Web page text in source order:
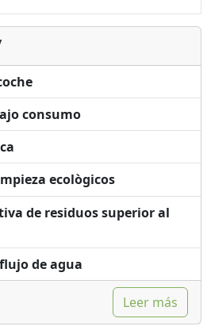
consumo
ecològicos
de residuos superior al
de agua
Leer más